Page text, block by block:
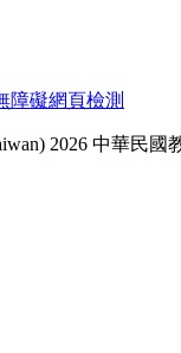
2026 中華民國